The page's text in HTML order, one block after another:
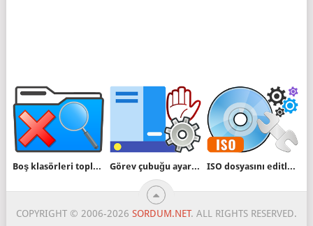
Boş klasörleri topluca silme yöntemleri Görev çubuğu ayarlarına erişimi engelleyin ISO dosyasını editlemede en kolay yöntem
COPYRIGHT © 2006-2026 SORDUM.NET. ALL RIGHTS RESERVED.